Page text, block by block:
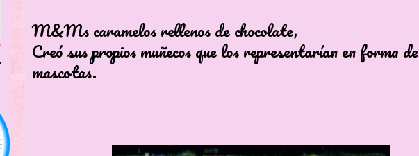
M&Ms caramelos rellenos de chocolate,
Creó sus propios muñecos que los representarían en forma de
mascotas.